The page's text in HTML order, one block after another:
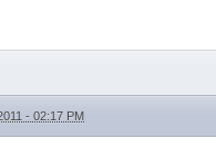
- 02:17 PM